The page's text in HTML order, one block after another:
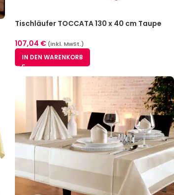
Tischläufer TOCCATA 130 x 40 cm Taupe
107,04 € (inkl. MwSt.)
IN DEN WARENKORB